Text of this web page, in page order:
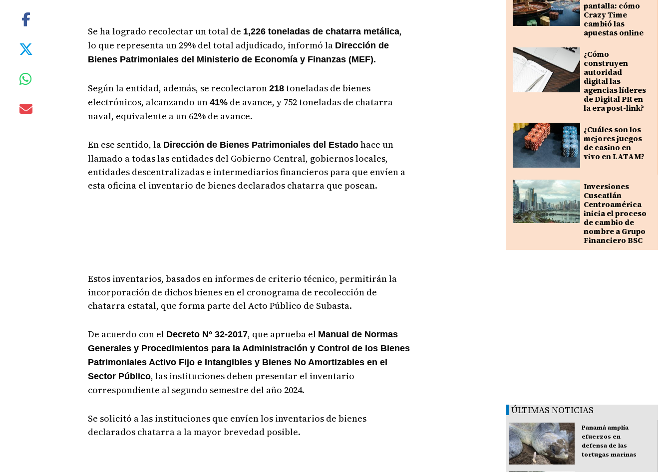
Se ha logrado recolectar un total de 1,226 toneladas de chatarra metálica,
lo que representa un 29% del total adjudicado, informó la Dirección de
Bienes Patrimoniales del Ministerio de Economía y Finanzas (MEF).
Según la entidad, además, se recolectaron 218toneladas de bienes
electrónicos, alcanzando un 41%de avance, y 752 toneladas de chatarra
naval, equivalente a un 62% de avance.
En ese sentido, la Dirección de Bienes Patrimoniales del Estadohace un
llamado a todas las entidades del Gobierno Central, gobiernos locales,
entidades descentralizadas e intermediarios financieros para que envíen a
esta oficina el inventario de bienes declarados chatarra que posean.
Estos inventarios, basados en informes de criterio técnico, permitirán la
incorporación de dichos bienes en el cronograma de recolección de
chatarra estatal, que forma parte del Acto Público de Subasta.
De acuerdo con el Decreto N° 32-2017, que aprueba el Manual de Normas
Generales y Procedimientos para la Administración y Control de los Bienes
Patrimoniales Activo Fijo e Intangibles y Bienes No Amortizables en el
Sector Público, las instituciones deben presentar el inventario
correspondiente al segundo semestre del año 2024.
Se solicitó a las instituciones que envíen los inventarios de bienes
declarados chatarra a la mayor brevedad posible.
pantalla: cómo
Crazy Time
cambió las
apuestas online
¿Cómo
construyen
autoridad
digital las
agencias líderes
de Digital PR en
la era post-link?
¿Cuáles son los
mejores juegos
de casino en
vivo en LATAM?
Inversiones
Cuscatlán
Centroamérica
inicia el proceso
de cambio de
nombre a Grupo
Financiero BSC
ÚLTIMAS NOTICIAS
Panamá amplía
efuerzos en
defensa de las
tortugas marinas